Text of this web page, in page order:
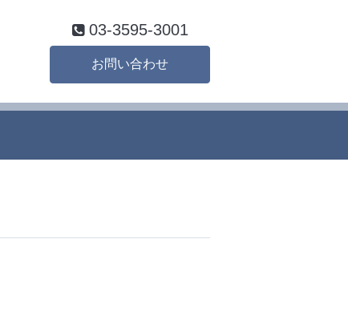
03-3595-3001
お問い合わせ